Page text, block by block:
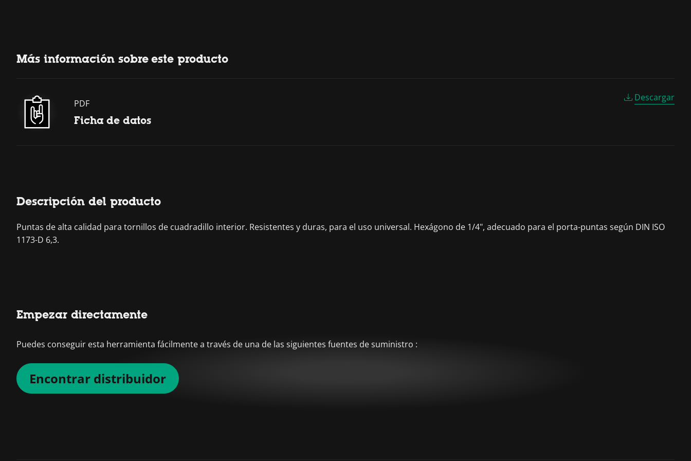
Más información sobre este producto
PDF
Ficha de datos
Descargar
Descripción del producto
Puntas de alta calidad para tornillos de cuadradillo interior. Resistentes y duras, para el uso universal. Hexágono de 1/4", adecuado para el porta-puntas según DIN ISO
1173-D 6,3.
Empezar directamente
Puedes conseguir esta herramienta fácilmente a través de una de las siguientes fuentes de suministro :
Encontrar distribuidor